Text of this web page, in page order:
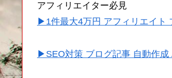
アフィリエイター必見
▶1件最大4万円 アフィリエイト
▶SEO対策 ブログ記事 自動作成